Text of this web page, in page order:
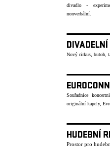
divadlo -
nonverbální.
Nový cirkus, butoh,
Souřadnice
originální kapely,
HUDEBNÍ
Prostor pro